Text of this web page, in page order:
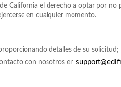
California el derecho a optar por
en cualquier momento.
detalles de su solicitud;
con nosotros en